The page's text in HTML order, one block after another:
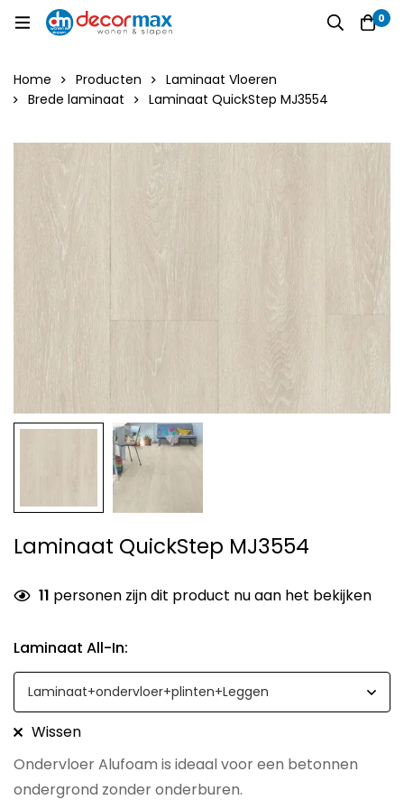
0
Home Producten
Laminaat Vloeren
Brede laminaat
Laminaat QuickStep MJ3554
Laminaat QuickStep MJ3554
11 personen zijn dit product nu aan het bekijken
Laminaat All-In:
Wissen
Ondervloer Alufoam is ideaal voor een betonnen
ondergrond zonder onderburen.